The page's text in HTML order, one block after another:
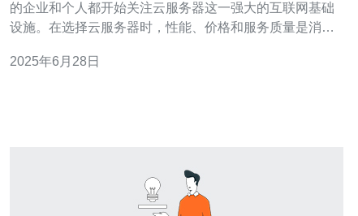
的企业和个人都开始关注云服务器这一强大的互联网基础
设施。在选择云服务器时，性能、价格和服务质量是消费
选择一家可靠的云服务器供应商至关重要。 在选择台湾云
2025年6月28日